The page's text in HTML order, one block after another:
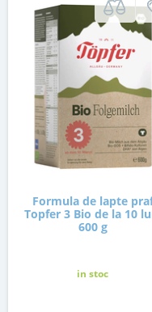
Formula de lapte
Topfer 3 Bio de la 10
600 g
in stoc